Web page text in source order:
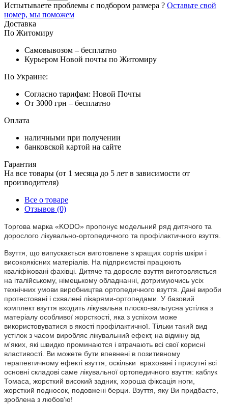
Испытываете проблемы с подбором размера ? Оставьте свой
номер, мы поможем
Доставка
По Житомиру
Самовывозом – бесплатно
Курьером Новой почты по Житомиру
По Украине:
Согласно тарифам: Новой Почты
От 3000 грн – бесплатно
Оплата
наличными при получении
банковской картой на сайте
Гарантия
На все товары (от 1 месяца до 5 лет в зависимости от
производителя)
Все о товаре
Отзывов (0)
Торгова марка «KODO» пропонує модельний ряд дитячого та
дорослого лікувально-ортопедичного та профілактичного взуття.
Взуття, що випускається виготовлене з кращих сортів шкіри і
високоякісних матеріалів. На підприємстві працюють
кваліфіковані фахівці. Дитяче та доросле взуття виготовляється
на італійському, німецькому обладнанні, дотримуючись усіх
технічних умови виробництва ортопедичного взуття. Дані вироби
протестовані і схвалені лікарями-ортопедами. У базовий
комплект взуття входить лікувальна плоско-вальгусна устілка з
матеріалу особливої ​​жорсткості, яка з успіхом може
використовуватися в якості профілактичної. Тільки такий вид
устілок з часом виробляє лікувальний ефект, на відміну від
м'яких, які швидко проминаются і втрачають всі свої корисні
властивості. Ви можете бути впевнені в позитивному
терапевтичному ефекті взуття, оскільки враховані і присутні всі
основні складові саме лікувальної ортопедичного взуття: каблук
Томаса, жорсткий високий задник, хороша фіксація ноги,
жорсткий подносок, подовжені берци. Взуття, яку Ви придбаєте,
зроблена з любов'ю!